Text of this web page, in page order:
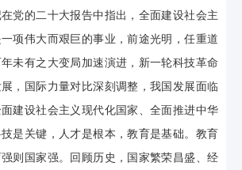
的二十大报告中指出，全面建设社会主
项伟大而艰巨的事业，前途光明，任重道
未有之大变局加速演进，新一轮科技革命
，国际力量对比深刻调整，我国发展面临
建设社会主义现代化国家、全面推进中华
是关键，人才是根本，教育是基础。教育
则国家强。回顾历史，国家繁荣昌盛、经